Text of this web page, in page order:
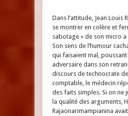
Dans l’attitude, Jean Louis
se montrer en colère et
sabotage » de son micro a
Son sens de l’humour
qui faisaient mal, poussant
adversaire dans son
discours de technocrate
comptable, le médecin
des faits simples. Si on ne
la qualité des arguments,
Rajaonarimampianina